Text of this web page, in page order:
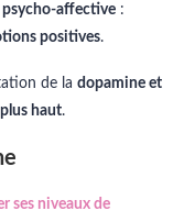
affective :
positives.
de la dopamine et
haut.
ses niveaux de